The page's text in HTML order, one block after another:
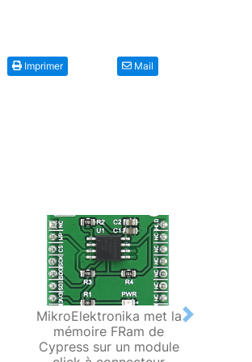
Imprimer Mail
MikroElektronika met la
mémoire FRam de
Cypress sur un module
Next